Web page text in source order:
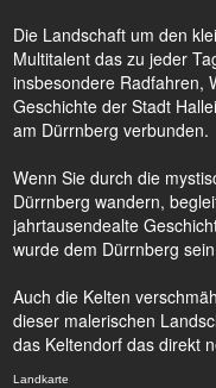
Die Landschaft um den
Multitalent das zu jeder
insbesondere Radfahren,
Geschichte der Stadt
am Dürrnberg verbunden.
Wenn Sie durch die
Dürrnberg wandern,
jahrtausendealte
wurde dem Dürrnberg
Auch die Kelten
dieser malerischen
das Keltendorf das direkt
Landkarte